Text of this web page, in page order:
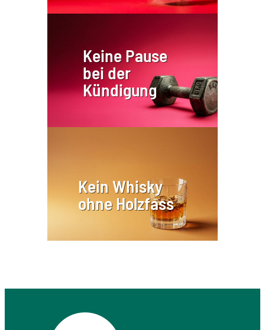
Keine Pause
bei der
Kündigung
Kein Whisky
ohne Holzfass